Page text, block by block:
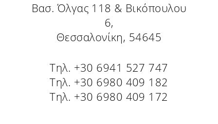
Τηλ. +30 6941 527 747
Τηλ. +30 6980 409 182
Τηλ. +30 6980 409 172
Βασ. Όλγας 118 & Βικόπουλου
6,
Θεσσαλονίκη, 54645